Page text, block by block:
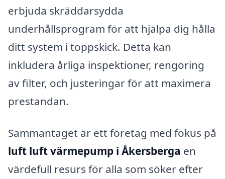
erbjuda skräddarsydda
underhållsprogram för att hjälpa dig hålla
ditt system i toppskick. Detta kan
inkludera årliga inspektioner, rengöring
av filter, och justeringar för att maximera
prestandan.
Sammantaget är ett företag med fokus på
luft luft värmepump i Åkersberga en
värdefull resurs för alla som söker efter